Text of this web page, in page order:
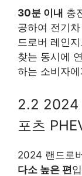
30분 이내 충
공하여 전기
드로버 레인
찾는 동시에
하는 소비자
2.2 2024
포츠
2024 랜드로
다소 높은 편